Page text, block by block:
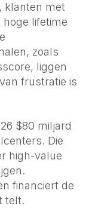
klanten met
lifetime
zoals
liggen
frustratie is
$80 miljard
Die
high-value
financiert de
telt.